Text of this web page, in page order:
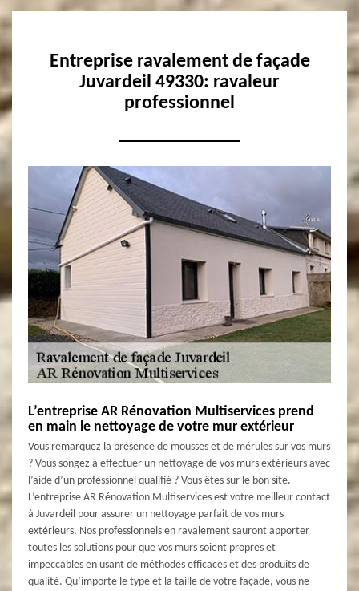
Entreprise ravalement de façade
Juvardeil 49330: ravaleur
professionnel
L’entreprise AR Rénovation Multiservices prend
en main le nettoyage de votre mur extérieur
Vous remarquez la présence de mousses et de mérules sur vos murs
? Vous songez à effectuer un nettoyage de vos murs extérieurs avec
l’aide d’un professionnel qualifié ? Vous êtes sur le bon site.
L’entreprise AR Rénovation Multiservices est votre meilleur contact
à Juvardeil pour assurer un nettoyage parfait de vos murs
extérieurs. Nos professionnels en ravalement sauront apporter
toutes les solutions pour que vos murs soient propres et
impeccables en usant de méthodes efficaces et des produits de
qualité. Qu’importe le type et la taille de votre façade, vous ne